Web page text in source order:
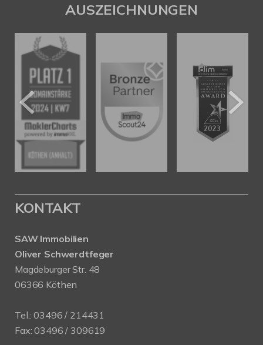
AUSZEICHNUNGEN
KONTAKT
SAW Immobilien
Oliver Schwerdtfeger
Magdeburger Str. 48
06366 Köthen
Tel.:03496 / 214431
Fax: 03496 / 309619